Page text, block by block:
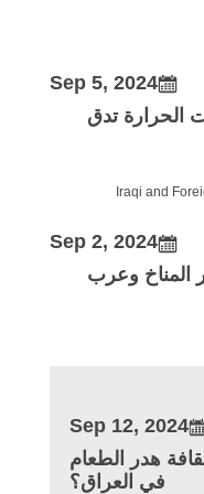
Sep 5, 2024
الحرارة تدق
Sep 2, 2024
المناخ وعرب
Sep 12, 2024
هدر الطعام
في العراق؟